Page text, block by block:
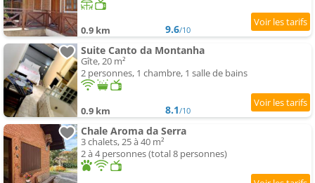
0.9 km 9.6/10
Suite Canto da Montanha
Gîte, 20 m²
2 personnes, 1 chambre, 1 salle de bains
0.9 km 8.1/10
Chale Aroma da Serra
3 chalets, 25 à 40 m²
2 à 4 personnes (total 8 personnes)